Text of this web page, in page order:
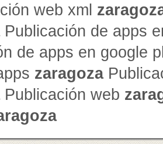
web xml
Publicación de apps
de apps en google
zaragoza
Publicación web